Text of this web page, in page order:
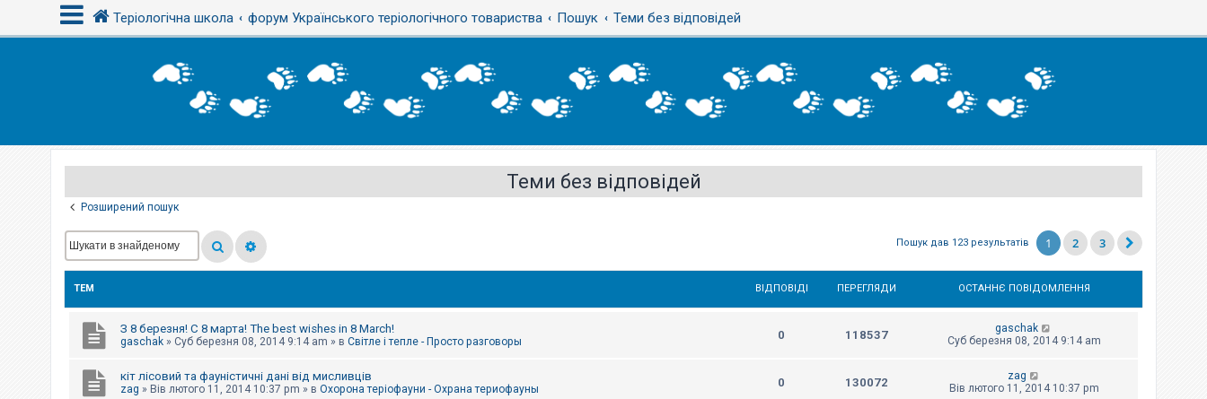
Теріологічна школа форум Українського теріологічного товариства Пошук Теми без відповідей
Теми без відповідей
Розширений пошук
Пошук дав 123 результатів 1 2 3
ТЕМ ВІДПОВІДІ ПЕРЕГЛЯДИ ОСТАННЄ ПОВІДОМЛЕННЯ
З 8 березня! С 8 марта! The best wishes in 8 March!
gaschak » Суб березня 08, 2014 9:14 am » в Світле і тепле - Просто разговоры 0 118537
gaschak
Суб березня 08, 2014 9:14 am
кіт лісовий та фауністичні дані від мисливців
zag » Вів лютого 11, 2014 10:37 pm » в Охорона теріофауни - Охрана териофауны 0 130072
zag
Вів лютого 11, 2014 10:37 pm